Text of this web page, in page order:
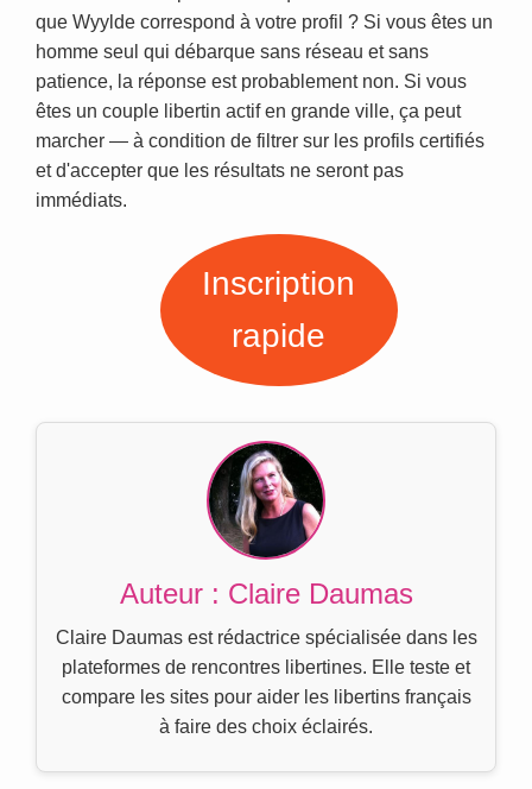
que Wyylde correspond à votre profil ? Si vous êtes un
homme seul qui débarque sans réseau et sans
patience, la réponse est probablement non. Si vous
êtes un couple libertin actif en grande ville, ça peut
marcher — à condition de filtrer sur les profils certifiés
et d'accepter que les résultats ne seront pas
immédiats.
Inscription
rapide
Auteur : Claire Daumas
Claire Daumas est rédactrice spécialisée dans les
plateformes de rencontres libertines. Elle teste et
compare les sites pour aider les libertins français
à faire des choix éclairés.